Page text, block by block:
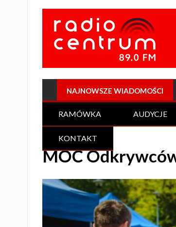
NAJNOWSZE WIADOMOŚCI
RAMÓWKA AUDYCJE
KONTAKT
MOC